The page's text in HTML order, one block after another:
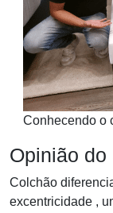
Conhecendo o
Opinião do
Colchão
excentricidade ,